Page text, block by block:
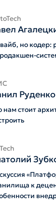
но кодер:
Руденко
нам стоит
к